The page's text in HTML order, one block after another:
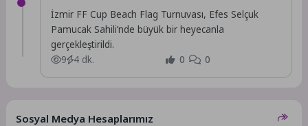
İzmir FF Cup Beach Flag Turnuvası, Efes Selçuk
Pamucak Sahili’nde büyük bir heyecanla
gerçekleştirildi.
9
4 dk. 0 0
Sosyal Medya Hesaplarımız